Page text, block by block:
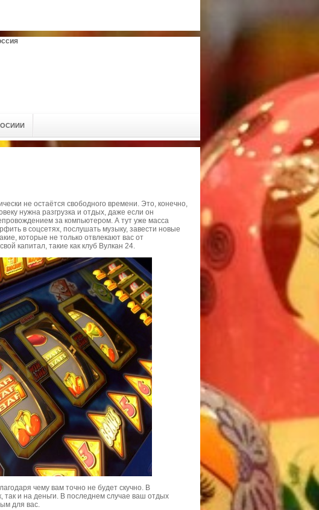
не остаётся свободного времени. Это, конечно,
нужна разгрузка и отдых, даже если он
за компьютером. А тут уже масса
в соцсетях, послушать музыку, завести новые
которые не только отвлекают вас от
капитал, такие как клуб Вулкан 24.
чему вам точно не будет скучно. В
так и на деньги. В последнем случае ваш отдых
для вас.